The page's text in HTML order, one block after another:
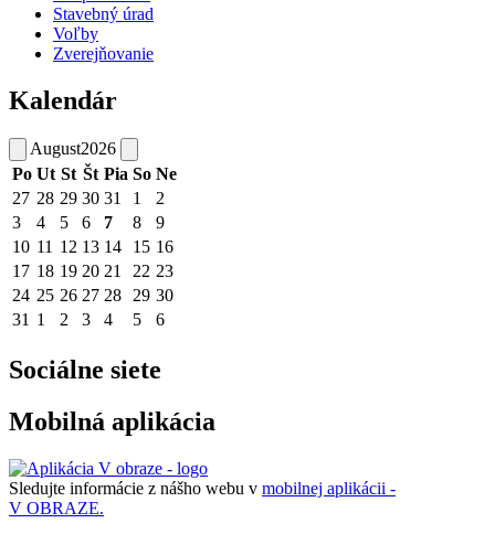
Stavebný úrad
Voľby
Zverejňovanie
Kalendár
August2026
Po Ut St Št Pia So Ne
27 28 29 30 31 1
2
3
4 5 6 7 8
9
10 11 12 13 14 15 16
17 18 19 20 21 22 23
24 25 26 27 28 29 30
31 1 2 3 4 5 6
Sociálne siete
Mobilná aplikácia
Sledujte informácie z nášho webu v mobilnej aplikácii -
V OBRAZE.